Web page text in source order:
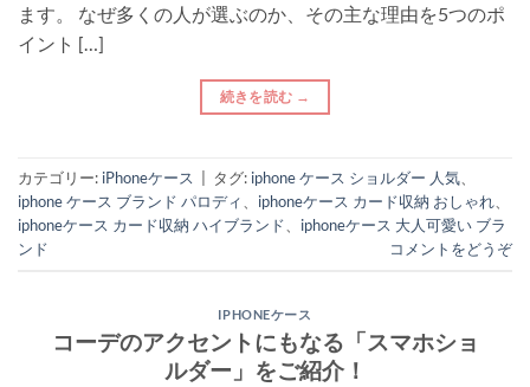
ます。 なぜ多くの人が選ぶのか、その主な理由を5つのポ
イント […]
続きを読む →
カテゴリー: iPhoneケース タグ: iphone ケース ショルダー 人気、
iphone ケース ブランド パロディ、 iphoneケース カード収納 おしゃれ、
iphoneケース カード収納 ハイブランド、 iphoneケース 大人可愛い ブラ
ンド
コメントをどうぞ
IPHONEケース
コーデのアクセントにもなる「スマホショ
ルダー」をご紹介！